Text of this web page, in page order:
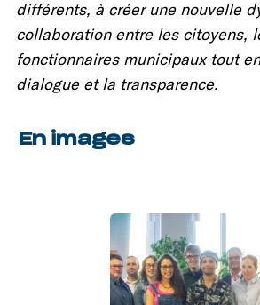
différents, à créer une nouvelle
collaboration entre les citoyens,
fonctionnaires municipaux tout
dialogue et la transparence.
En images